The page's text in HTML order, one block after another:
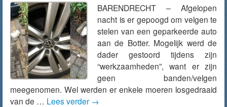
BARENDRECHT – Afgelopen
nacht is er gepoogd om velgen te
stelen van een geparkeerde auto
aan de Botter. Mogelijk werd de
dader gestoord tijdens zijn
“werkzaamheden”, want er zijn
geen banden/velgen
meegenomen. Wel werden er enkele moeren losgedraaid
van de … Lees verder →